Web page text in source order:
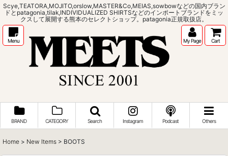
Scye,TEATORA,MOJITO,orslow,MASTER&Co,MEIAS,sowbowなどの国内ブラン
ドとpatagonia,tilak,INDIVIDUALIZED SHIRTSなどのインポートブランドをミッ
クスして展開する熊本のセレクトショップ。patagonia正規取扱店。
Menu My Page Cart
BRAND CATEGORY Search Instagram Podcast Others
Home > New Items > BOOTS